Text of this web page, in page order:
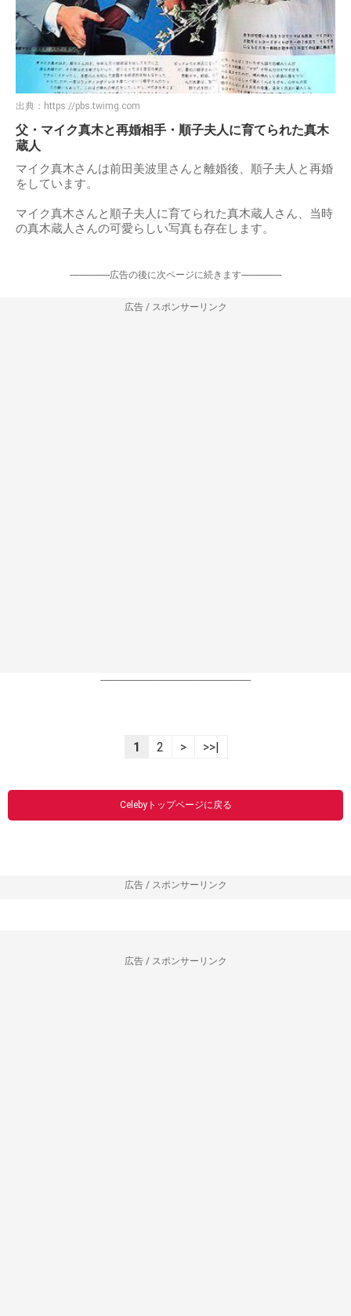
出典： https://pbs.twimg.com
父・マイク真木と再婚相手・順子夫人に育てられた真木
蔵人
マイク真木さんは前田美波里さんと離婚後、順子夫人と再婚
をしています。
マイク真木さんと順子夫人に育てられた真木蔵人さん、当時
の真木蔵人さんの可愛らしい写真も存在します。
-----------------広告の後に次ページに続きます-----------------
広告 / スポンサーリンク
----------------------------------------------------------------
1 2 > >>|
Celebyトップページに戻る
広告 / スポンサーリンク
広告 / スポンサーリンク